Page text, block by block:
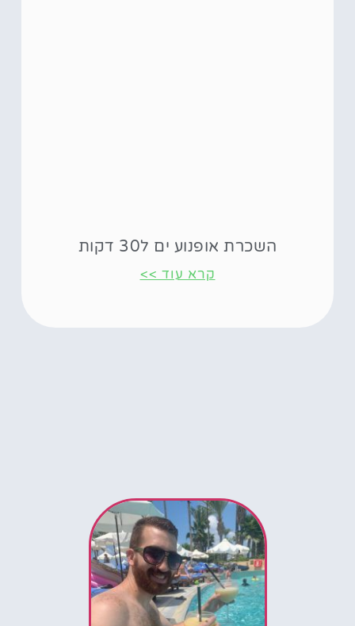
השכרת אופנוע ים ל30 דקות
קרא עוד >>